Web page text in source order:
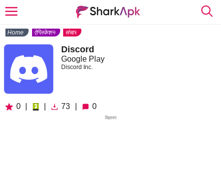
Home ऐप्लिकेशन संचार
Discord
Google Play
Discord Inc.
0 73 0
विज्ञापन